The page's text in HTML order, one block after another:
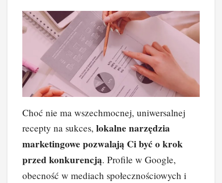
Choć nie ma wszechmocnej, uniwersalnej
recepty na sukces, lokalne narzędzia
marketingowe pozwalają Ci być o krok
przed konkurencją. Profile w Google,
obecność w mediach społecznościowych i